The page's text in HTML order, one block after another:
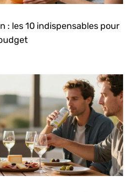
: les 10 indispensables pour